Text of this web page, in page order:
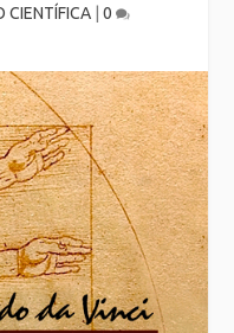
CIENTÍFICA| 0